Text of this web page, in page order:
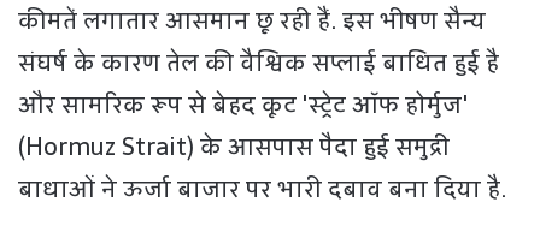
कीमतें लगातार आसमान छू रही हैं. इस भीषण सैन्य
संघर्ष के कारण तेल की वैश्विक सप्लाई बाधित हुई है
और सामरिक रूप से बेहद कूट 'स्ट्रेट ऑफ होर्मुज'
(Hormuz Strait) के आसपास पैदा हुई समुद्री
बाधाओं ने ऊर्जा बाजार पर भारी दबाव बना दिया है.